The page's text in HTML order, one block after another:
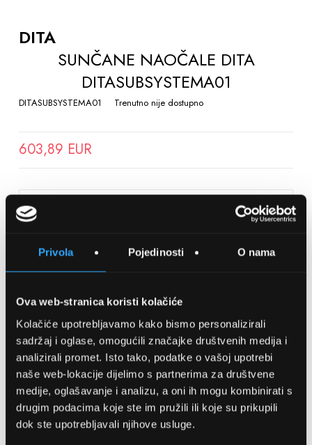
Privola Pojedinosti O nama
Ova web-stranica koristi kolačiće
Kolačiće upotrebljavamo kako bismo personalizirali
sadržaj i oglase, omogućili značajke društvenih medija i
analizirali promet. Isto tako, podatke o vašoj upotrebi
naše web-lokacije dijelimo s partnerima za društvene
medije, oglašavanje i analizu, a oni ih mogu kombinirati s
drugim podacima koje ste im pružili ili koje su prikupili
dok ste upotrebljavali njihove usluge.
THE
BEGINNING
GALLERY
DITA
SUNČANE NAOČALE DITA
DITASUBSYSTEMA01
DITASUBSYSTEMA01 Trenutno nije dostupno
603,89 EUR
SPREMITE NA LISTU ŽELJA
Detalji
OPTIKA NJEGO, POSLOVNICA 1